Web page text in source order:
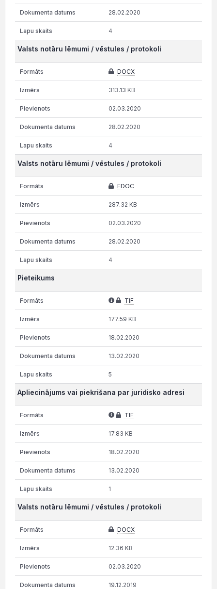
28.02.2020
4
Valsts notāru lēmumi / vēstules / protokoli
DOCX
313.13 KB
02.03.2020
28.02.2020
4
Valsts notāru lēmumi / vēstules / protokoli
EDOC
287.32 KB
02.03.2020
28.02.2020
4
Pieteikums
TIF
177.59 KB
18.02.2020
13.02.2020
5
Apliecinājums vai piekrišana par juridisko adresi
TIF
17.83 KB
18.02.2020
13.02.2020
1
Valsts notāru lēmumi / vēstules / protokoli
DOCX
12.36 KB
02.03.2020
19.12.2019